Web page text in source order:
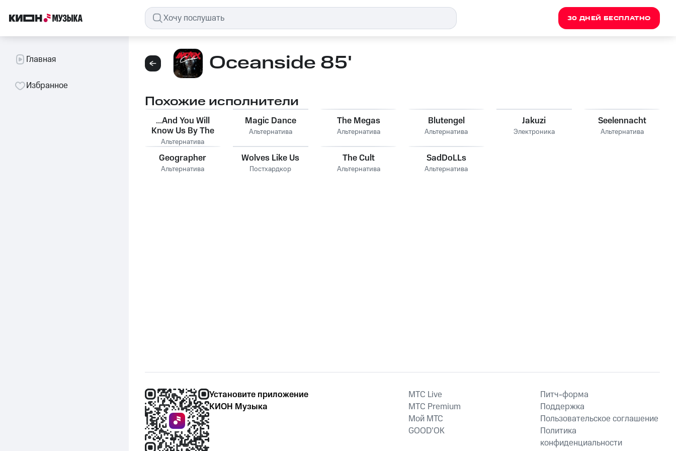
30 ДНЕЙ БЕСПЛАТНО
Главная
Избранное
Oceanside 85'
Похожие исполнители
...And You Will
Know Us By The
Trail Of Dead
Альтернатива
Magic Dance
Альтернатива
The Megas
Альтернатива
Blutengel
Альтернатива
Jakuzi
Электроника
Seelennacht
Альтернатива
Geographer
Альтернатива
Wolves Like Us
Постхардкор
The Cult
Альтернатива
SadDoLLs
Альтернатива
Установите приложение
КИОН Музыка
MTС Live
MTС Premium
Мой МТС
GOOD’OK
Питч-форма
Поддержка
Пользовательское соглашение
Политика
конфиденциальности